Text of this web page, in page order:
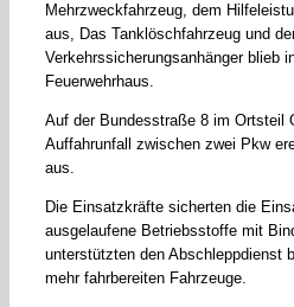
Mehrzweckfahrzeug, dem
aus, Das Tanklöschfahrzeug und
Verkehrssicherungsanhänger blieb
Feuerwehrhaus.
Auf der Bundesstraße 8 im Ortsteil
Auffahrunfall zwischen zwei Pkw
aus.
Die Einsatzkräfte sicherten die
ausgelaufene Betriebsstoffe mit
unterstützten den Abschleppdienst
mehr fahrbereiten Fahrzeuge.